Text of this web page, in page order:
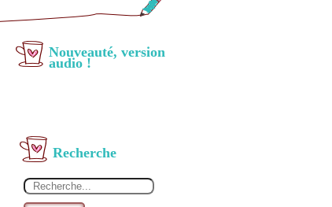
Nouveauté, version
audio !
Recherche